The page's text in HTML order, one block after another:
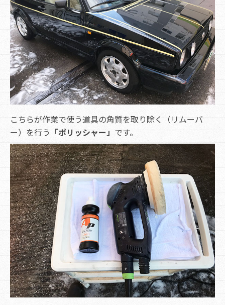
こちらが作業で使う道具の角質を取り除く（リムーバ
ー）を行う 「ポリッシャー」 です。